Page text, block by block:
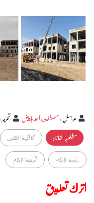
مراسل:مصطفى احمد باهض تحرير:
مطلوبہ الفاظ :
محافظة المثنى
رعاية الايتام
شريحة الايتام
اترك تعليق